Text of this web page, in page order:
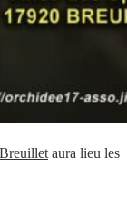
Breuilletaura lieu les